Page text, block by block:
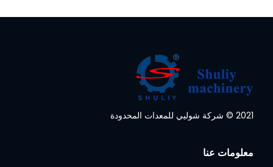
2021 © شركة شوليي للمعدات المحدودة
معلومات عنا